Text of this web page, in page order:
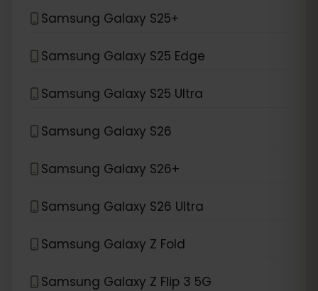
Samsung Galaxy S25+
Samsung Galaxy S25 Edge
Samsung Galaxy S25 Ultra
Samsung Galaxy S26
Samsung Galaxy S26+
Samsung Galaxy S26 Ultra
Samsung Galaxy Z Fold
Samsung Galaxy Z Flip 3 5G